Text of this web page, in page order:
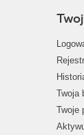
Twoja
Twoje